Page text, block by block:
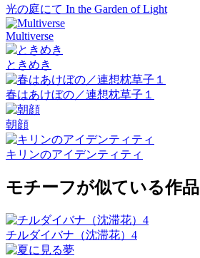
光の庭にて In the Garden of Light
Multiverse
ときめき
春はあけぼの／連想枕草子１
朝顔
キリンのアイデンティティ
モチーフが似ている作品
チルダイバナ（沈滞花）4